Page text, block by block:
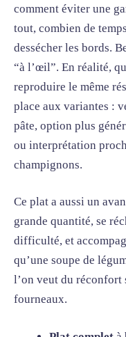
comment éviter une
tout, combien de
dessécher les bords.
“à l’œil”. En réalité,
reproduire le même
place aux variantes :
pâte, option plus
ou interprétation
champignons.
Ce plat a aussi un
grande quantité, se
difficulté, et
qu’une soupe de
l’on veut du réconfort
fourneaux.